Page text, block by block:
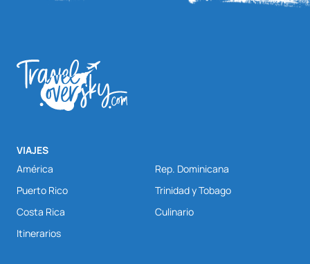
VIAJES
América
Rep. Dominicana
Puerto Rico
Trinidad y Tobago
Costa Rica
Culinario
Itinerarios